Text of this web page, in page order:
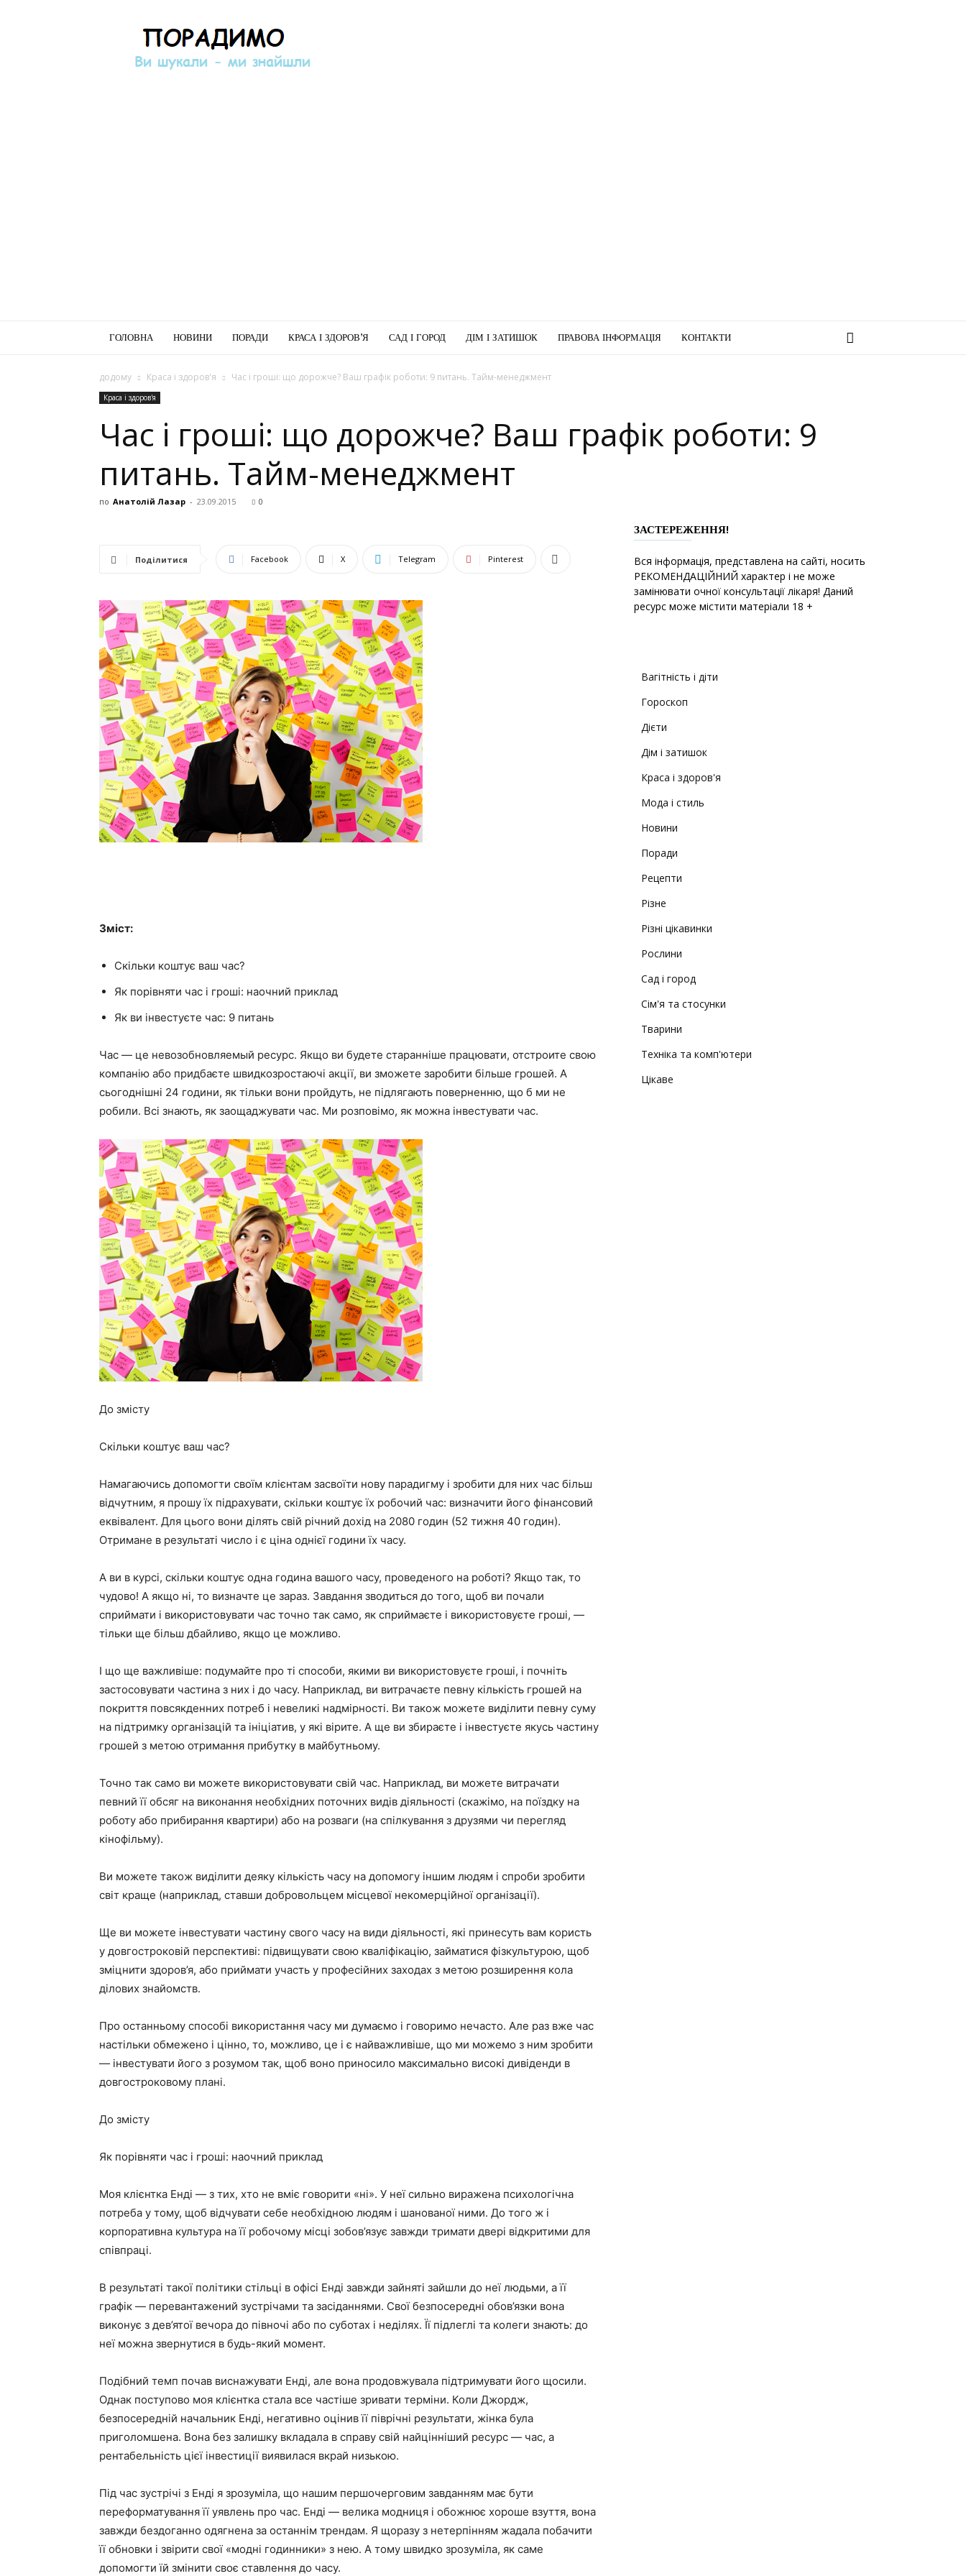
Порадимо
ГОЛОВНА НОВИНИ ПОРАДИ КРАСА І ЗДОРОВ’Я САД І ГОРОД ДІМ І ЗАТИШОК ПРАВОВА ІНФОРМАЦІЯ КОНТАКТИ
додому Краса і здоров'я Час і гроші: що дорожче? Ваш графік роботи: 9 питань. Тайм-менеджмент
Краса і здоров'я
Час і гроші: що дорожче? Ваш графік роботи: 9
питань. Тайм-менеджмент
по Анатолій Лазар - 23.09.2015 0
Поділитися Facebook X Telegram Pinterest
Зміст:
Скільки коштує ваш час?
Як порівняти час і гроші: наочний приклад
Як ви інвестуєте час: 9 питань
Час — це невозобновляемый ресурс. Якщо ви будете старанніше працювати, отстроите свою
компанію або придбаєте швидкозростаючі акції, ви зможете заробити більше грошей. А
сьогоднішні 24 години, як тільки вони пройдуть, не підлягають поверненню, що б ми не
робили. Всі знають, як заощаджувати час. Ми розповімо, як можна інвестувати час.
До змісту
Скільки коштує ваш час?
Намагаючись допомогти своїм клієнтам засвоїти нову парадигму і зробити для них час більш
відчутним, я прошу їх підрахувати, скільки коштує їх робочий час: визначити його фінансовий
еквівалент. Для цього вони ділять свій річний дохід на 2080 годин (52 тижня 40 годин).
Отримане в результаті число і є ціна однієї години їх часу.
А ви в курсі, скільки коштує одна година вашого часу, проведеного на роботі? Якщо так, то
чудово! А якщо ні, то визначте це зараз. Завдання зводиться до того, щоб ви почали
сприймати і використовувати час точно так само, як сприймаєте і використовуєте гроші, —
тільки ще більш дбайливо, якщо це можливо.
І що ще важливіше: подумайте про ті способи, якими ви використовуєте гроші, і почніть
застосовувати частина з них і до часу. Наприклад, ви витрачаєте певну кількість грошей на
покриття повсякденних потреб і невеликі надмірності. Ви також можете виділити певну суму
на підтримку організацій та ініціатив, у які вірите. А ще ви збираєте і інвестуєте якусь частину
грошей з метою отримання прибутку в майбутньому.
Точно так само ви можете використовувати свій час. Наприклад, ви можете витрачати
певний її обсяг на виконання необхідних поточних видів діяльності (скажімо, на поїздку на
роботу або прибирання квартири) або на розваги (на спілкування з друзями чи перегляд
кінофільму).
Ви можете також виділити деяку кількість часу на допомогу іншим людям і спроби зробити
світ краще (наприклад, ставши добровольцем місцевої некомерційної організації).
Ще ви можете інвестувати частину свого часу на види діяльності, які принесуть вам користь
у довгостроковій перспективі: підвищувати свою кваліфікацію, займатися фізкультурою, щоб
зміцнити здоров’я, або приймати участь у професійних заходах з метою розширення кола
ділових знайомств.
Про останньому способі використання часу ми думаємо і говоримо нечасто. Але раз вже час
настільки обмежено і цінно, то, можливо, це і є найважливіше, що ми можемо з ним зробити
— інвестувати його з розумом так, щоб воно приносило максимально високі дивіденди в
довгостроковому плані.
До змісту
Як порівняти час і гроші: наочний приклад
Моя клієнтка Енді — з тих, хто не вміє говорити «ні». У неї сильно виражена психологічна
потреба у тому, щоб відчувати себе необхідною людям і шанованої ними. До того ж і
корпоративна культура на її робочому місці зобов’язує завжди тримати двері відкритими для
співпраці.
В результаті такої політики стільці в офісі Енді завжди зайняті зайшли до неї людьми, а її
графік — перевантажений зустрічами та засіданнями. Свої безпосередні обов’язки вона
виконує з дев’ятої вечора до півночі або по суботах і неділях. Її підлеглі та колеги знають: до
неї можна звернутися в будь-який момент.
Подібний темп почав виснажувати Енді, але вона продовжувала підтримувати його щосили.
Однак поступово моя клієнтка стала все частіше зривати терміни. Коли Джордж,
безпосередній начальник Енді, негативно оцінив її піврічні результати, жінка була
приголомшена. Вона без залишку вкладала в справу свій найцінніший ресурс — час, а
рентабельність цієї інвестиції виявилася вкрай низькою.
Під час зустрічі з Енді я зрозуміла, що нашим першочерговим завданням має бути
переформатування її уявлень про час. Енді — велика модниця і обожнює хороше взуття, вона
завжди бездоганно одягнена за останнім трендам. Я щоразу з нетерпінням жадала побачити
її обновки і звірити свої «модні годинники» з нею. А тому швидко зрозуміла, як саме
допомогти їй змінити своє ставлення до часу.
ЗАСТЕРЕЖЕННЯ!
Вся інформація, представлена на сайті, носить
РЕКОМЕНДАЦІЙНИЙ характер і не може
замінювати очної консультації лікаря! Даний
ресурс може містити матеріали 18 +
Вагітність і діти
Гороскоп
Дієти
Дім і затишок
Краса і здоров'я
Мода і стиль
Новини
Поради
Рецепти
Різне
Різні цікавинки
Рослини
Сад і город
Сім'я та стосунки
Тварини
Техніка та комп'ютери
Цікаве